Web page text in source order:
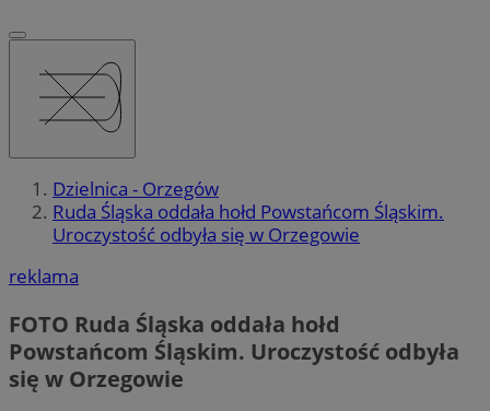
Dzielnica - Orzegów
Ruda Śląska oddała hołd Powstańcom Śląskim.
Uroczystość odbyła się w Orzegowie
reklama
FOTO Ruda Śląska oddała hołd
Powstańcom Śląskim. Uroczystość odbyła
się w Orzegowie